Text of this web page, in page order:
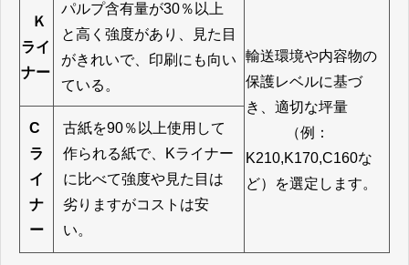
Ｋ
ライ
ナー
パルプ含有量が30％以上
と高く強度があり、見た目
がきれいで、印刷にも向い
ている。
輸送環境や内容物の
保護レベルに基づ
き、適切な坪量
（例：
K210,K170,C160な
ど）を選定します。
C
ラ
イ
ナ
ー
古紙を90％以上使用して
作られる紙で、
Kライナー
に比べて強度や見た目は
劣りますがコストは安
い。